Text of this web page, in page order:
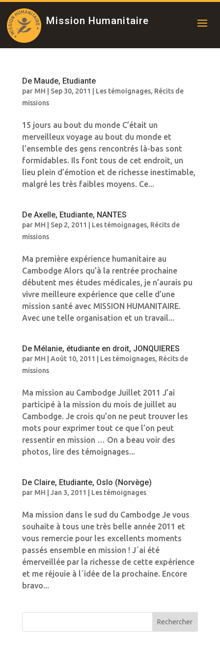
Mission Humanitaire
De Maude, Etudiante
par MH Sep 30, 2011 Les témoignages, Récits de
missions
15 jours au bout du monde C’était un
merveilleux voyage au bout du monde et
l’ensemble des gens rencontrés là-bas sont
formidables. Ils font tous de cet endroit, un
lieu plein d’émotion et de richesse inestimable,
malgré les très faibles moyens. Ce...
De Axelle, Etudiante, NANTES
par MH Sep 2, 2011 Les témoignages, Récits de
missions
Ma première expérience humanitaire au
Cambodge Alors qu’à la rentrée prochaine
débutent mes études médicales, je n’aurais pu
vivre meilleure expérience que celle d’une
mission santé avec MISSION HUMANITAIRE.
Avec une telle organisation et un travail...
De Mélanie, étudiante en droit, JONQUIERES
par MH Août 10, 2011 Les témoignages, Récits de
missions
Ma mission au Cambodge Juillet 2011 J’ai
participé à la mission du mois de juillet au
Cambodge. Je crois qu’on ne peut trouver les
mots pour exprimer tout ce que l’on peut
ressentir en mission … On a beau voir des
photos, lire des témoignages...
De Claire, Etudiante, Oslo (Norvège)
par MH Jan 3, 2011 Les témoignages
Ma mission dans le sud du Cambodge Je vous
souhaite à tous une très belle année 2011 et
vous remercie pour les excellents moments
passés ensemble en mission ! J´ai été
émerveillée par la richesse de cette expérience
et me réjouie à l´idée de la prochaine. Encore
bravo...